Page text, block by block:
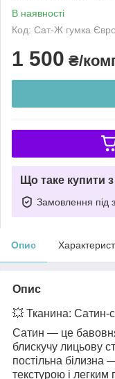
В наявності
Код: Сат-Ж гумка
1 500 ₴/
Що таке купити
Замовлення під
Опис
Опис
💥 Тканина: Сатин-
Сатин — це
блискучу лицьову
постільна білизна
текстурою і